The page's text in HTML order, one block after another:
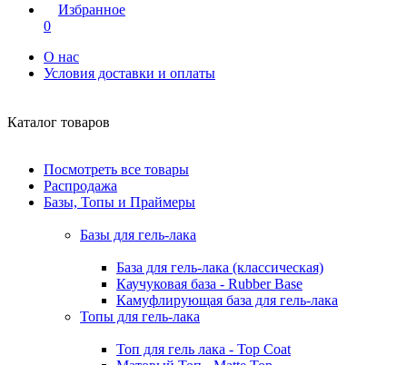
Избранное
0
О нас
Условия доставки и оплаты
Каталог товаров
Посмотреть все товары
Распродажа
Базы, Топы и Праймеры
Базы для гель-лака
База для гель-лака (классическая)
Каучуковая база - Rubber Base
Камуфлирующая база для гель-лака
Топы для гель-лака
Топ для гель лака - Top Coat